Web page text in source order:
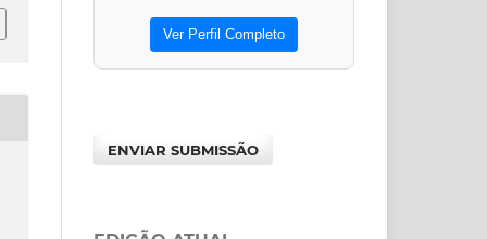
Ver Perfil Completo
ENVIAR SUBMISSÃO